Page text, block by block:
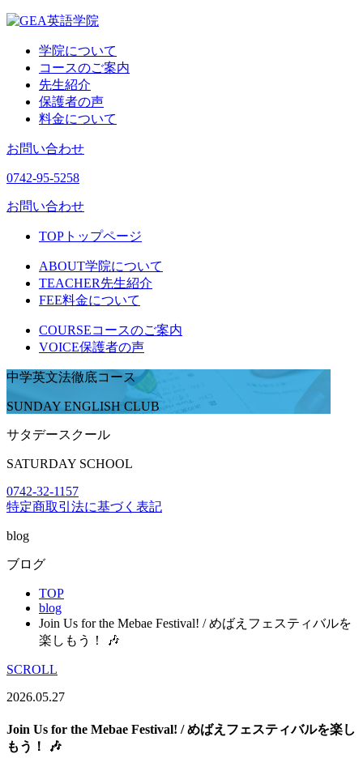
学院について
コースのご案内
先生紹介
保護者の声
料金について
お問い合わせ
0742-95-5258
お問い合わせ
TOP トップページ
ABOUT学院について
TEACHER先生紹介
FEE料金について
COURSEコースのご案内
VOICE保護者の声
中学英文法徹底コース
SUNDAY ENGLISH CLUB
サタデースクール
SATURDAY SCHOOL
0742-32-1157
特定商取引法に基づく表記
blog
ブログ
TOP
blog
Join Us for the Mebae Festival! / めばえフェスティバルを
楽しもう！ 🎶
SCROLL
2026.05.27
Join Us for the Mebae Festival! / めばえフェスティバルを楽し
もう！ 🎶